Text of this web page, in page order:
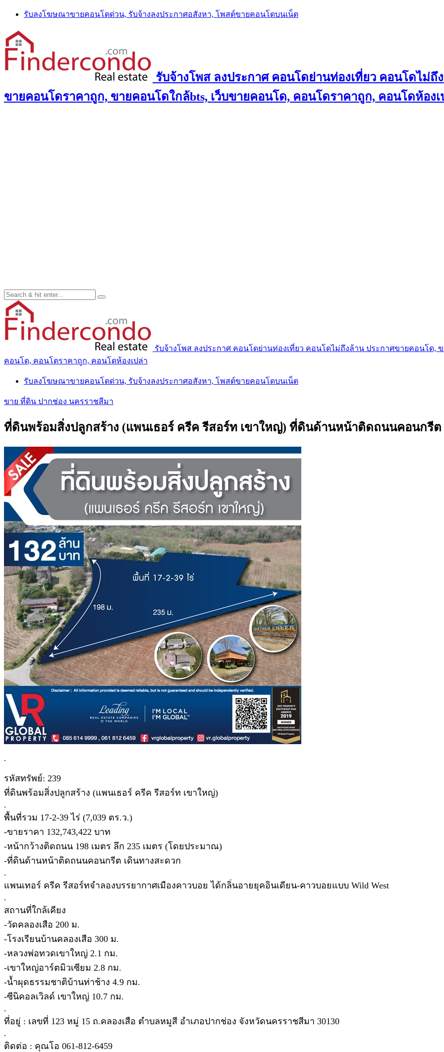
Skip
content
รับลงโฆษณาขายคอนโดด่วน, รับจ้างลงประกาศอสังหา, โพสต์ขายคอนโดบนเน็ต
รับจ้างโพส ลงประกาศ คอนโดย่านท่องเที่ยว คอนโดไม่
ขายคอนโดราคาถูก, ขายคอนโดใกล้bts, เว็บขายคอนโด, คอนโดราคาถูก, คอนโดห้องเ
รับจ้างโพส ลงประกาศ คอนโดย่านท่องเที่ยว คอนโดไม่ถึงล้าน ประกาศขายคอนโด,
คอนโด, คอนโดราคาถูก, คอนโดห้องเปล่า
รับลงโฆษณาขายคอนโดด่วน, รับจ้างลงประกาศอสังหา, โพสต์ขายคอนโดบนเน็ต
ขาย ที่ดิน ปากช่อง นครราชสีมา
ที่ดินพร้อมสิ่งปลูกสร้าง (แพนเธอร์ ครีค รีสอร์ท เขาใหญ่) ที่ดินด้านหน้าติดถนนคอนกรีต
.
รหัสทรัพย์: 239
ที่ดินพร้อมสิ่งปลูกสร้าง (แพนเธอร์ ครีค รีสอร์ท เขาใหญ่)
.
พื้นที่รวม 17-2-39 ไร่ (7,039 ตร.ว.)
-ขายราคา 132,743,422 บาท
-หน้ากว้างติดถนน 198 เมตร ลึก 235 เมตร (โดยประมาณ)
-ที่ดินด้านหน้าติดถนนคอนกรีต เดินทางสะดวก
.
แพนเทอร์ ครีค รีสอร์ทจำลองบรรยากาศเมืองคาวบอย ได้กลิ่นอายยุคอินเดียน-คาวบอยแบบ Wild West
.
สถานที่ใกล้เคียง
-วัดคลองเสือ 200 ม.
-โรงเรียนบ้านคลองเสือ 300 ม.
-หลวงพ่อทวดเขาใหญ่ 2.1 กม.
-เขาใหญ่อาร์ตมิวเซียม 2.8 กม.
-น้ำผุดธรรมชาติบ้านท่าช้าง 4.9 กม.
-ซีนิคอลเวิลด์ เขาใหญ่ 10.7 กม.
.
ที่อยู่ : เลขที่ 123 หมู่ 15 ถ.คลองเสือ ตำบลหมูสี อำเภอปากช่อง จังหวัดนครราชสีมา 30130
.
ติดต่อ : คุณโอ 061-812-6459